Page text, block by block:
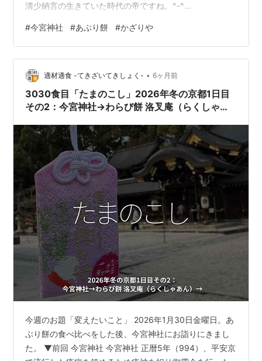
清少納言の生きていた時代の帝ですね。^-^
ら、ここに西陣織の三十六歌仙が掲げられていたようで
す。次回、ちゃんと見てきます、^-^;） 行った日は3月の
平日だったからか、2月並みの寒さだったからか、ほとん
ど参拝客はいませんでした。 本社 東御座 事代主命（こ
としろぬしのみこと） 中御座 大己貴命（おおなむちのみ
こと） …
#今宮神社 #あぶり餅 #かざりや
適材適食 -てきざいてきしょく- • 6ヶ月前
3030食目「たまのこし」2026年冬の京都1日目
その2：今宮神社→わらび餅 洛叉庵（らくしゃあ
今週のお題「変えたいこと」 2026年1月30日金曜日。あ
ぶり餅の食べ比べをした後、今宮神社にお詣りにきまし
た。 ▼前回 今宮神社 今宮神社 正暦5年（994）、平安京